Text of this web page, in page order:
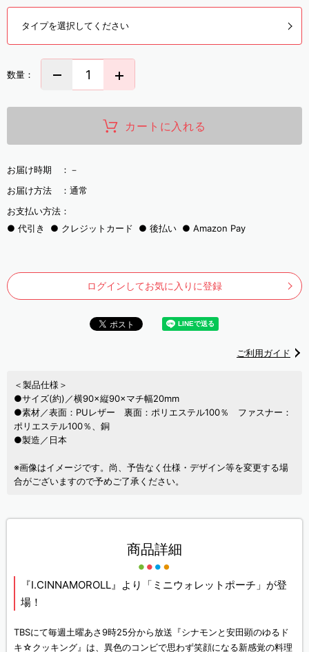
タイプを選択してください
数量：
カートに入れる
お届け時期 ： －
お届け方法 ： 通常
お支払い方法：
代引き
クレジットカード 後払い Amazon Pay
ログインしてお気に入りに登録
ご利用ガイド
＜製品仕様＞
●サイズ(約)／横90×縦90×マチ幅20mm
●素材／表面：PUレザー 裏面：ポリエステル100％ ファスナー：
ポリエステル100％、銅
●製造／日本
※画像はイメージです。尚、予告なく仕様・デザイン等を変更する場
合がございますので予めご了承ください。
商品詳細
『I.CINNAMOROLL』より「ミニウォレットポーチ」が登
場！
TBSにて毎週土曜あさ9時25分から放送『シナモンと安田顕のゆるド
キ☆クッキング』は、異色のコンビで思わず笑顔になる新感覚の料理